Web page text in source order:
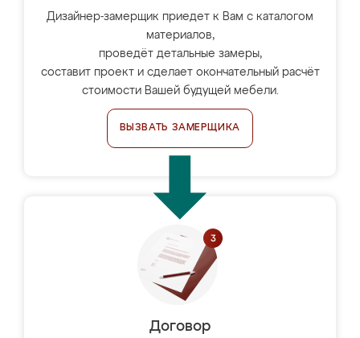
Дизайнер-замерщик приедет к Вам с каталогом
материалов,
проведёт детальные замеры,
составит проект и сделает окончательный расчёт
стоимости Вашей будущей мебели.
ВЫЗВАТЬ ЗАМЕРЩИКА
Договор